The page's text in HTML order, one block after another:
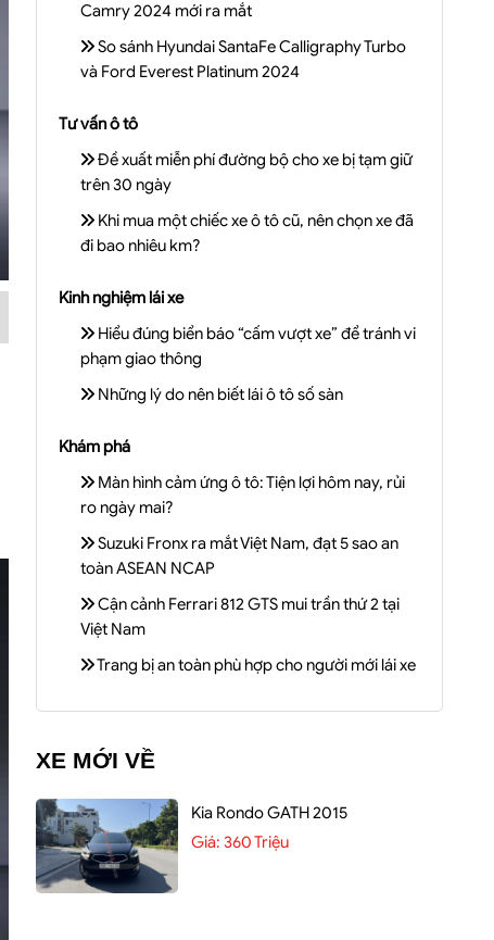
Camry 2024 mới ra mắt
So sánh Hyundai SantaFe Calligraphy Turbo
và Ford Everest Platinum 2024
Tư vấn ô tô
Đề xuất miễn phí đường bộ cho xe bị tạm giữ
trên 30 ngày
Khi mua một chiếc xe ô tô cũ, nên chọn xe đã
đi bao nhiêu km?
Kinh nghiệm lái xe
Hiểu đúng biển báo “cấm vượt xe” để tránh vi
phạm giao thông
Những lý do nên biết lái ô tô số sàn
Khám phá
Màn hình cảm ứng ô tô: Tiện lợi hôm nay, rủi
ro ngày mai?
Suzuki Fronx ra mắt Việt Nam, đạt 5 sao an
toàn ASEAN NCAP
Cận cảnh Ferrari 812 GTS mui trần thứ 2 tại
Việt Nam
Trang bị an toàn phù hợp cho người mới lái xe
XE MỚI VỀ
Kia Rondo GATH 2015
Giá: 360 Triệu